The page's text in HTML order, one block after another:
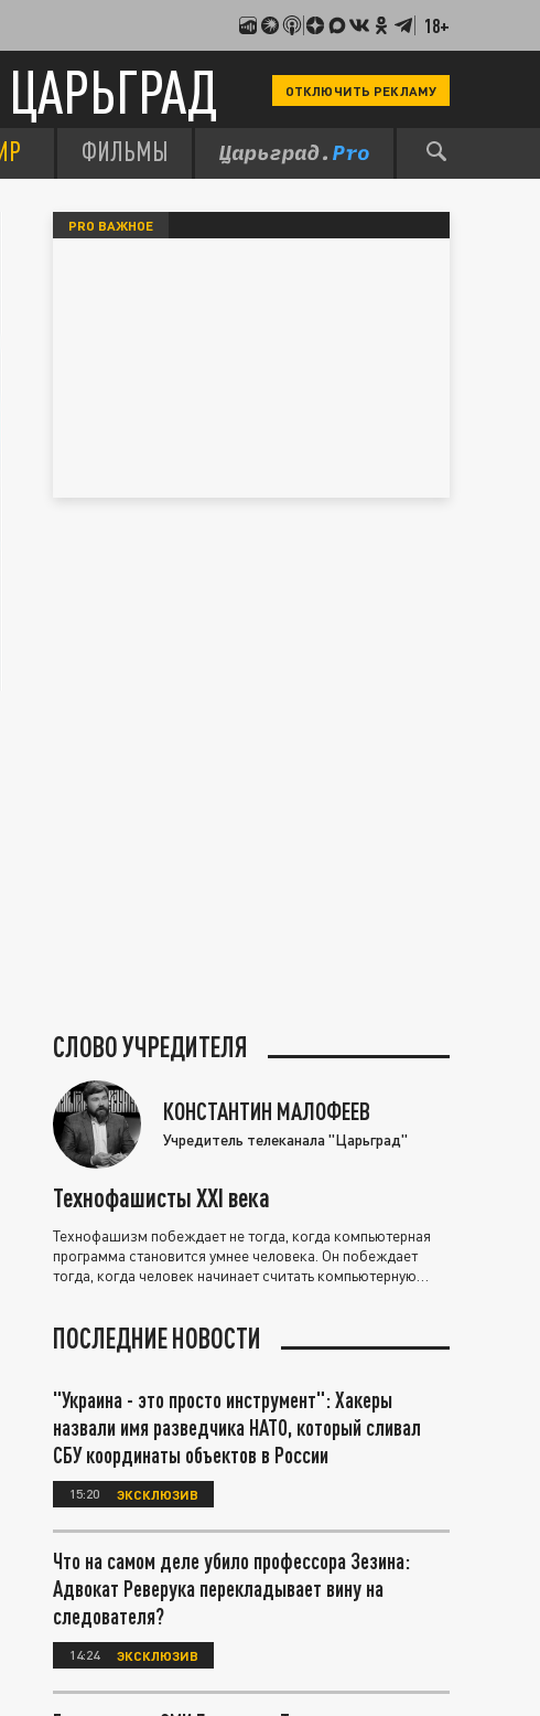
18+
ЦАРЬГРАД ОТКЛЮЧИТЬ РЕКЛАМУ
ФИЛЬМЫ
PRO ВАЖНОЕ
СЛОВО УЧРЕДИТЕЛЯ
КОНСТАНТИН МАЛОФЕЕВ
Учредитель телеканала "Царьград"
Технофашисты XXI века
Технофашизм побеждает не тогда, когда компьютерная
программа становится умнее человека. Он побеждает
тогда, когда человек начинает считать компьютерную
ПОСЛЕДНИЕ НОВОСТИ
"Украина - это просто инструмент": Хакеры
назвали имя разведчика НАТО, который сливал
СБУ координаты объектов в России
15:20 ЭКСКЛЮЗИВ
Что на самом деле убило профессора Зезина:
Адвокат Реверука перекладывает вину на
следователя?
14:24 ЭКСКЛЮЗИВ